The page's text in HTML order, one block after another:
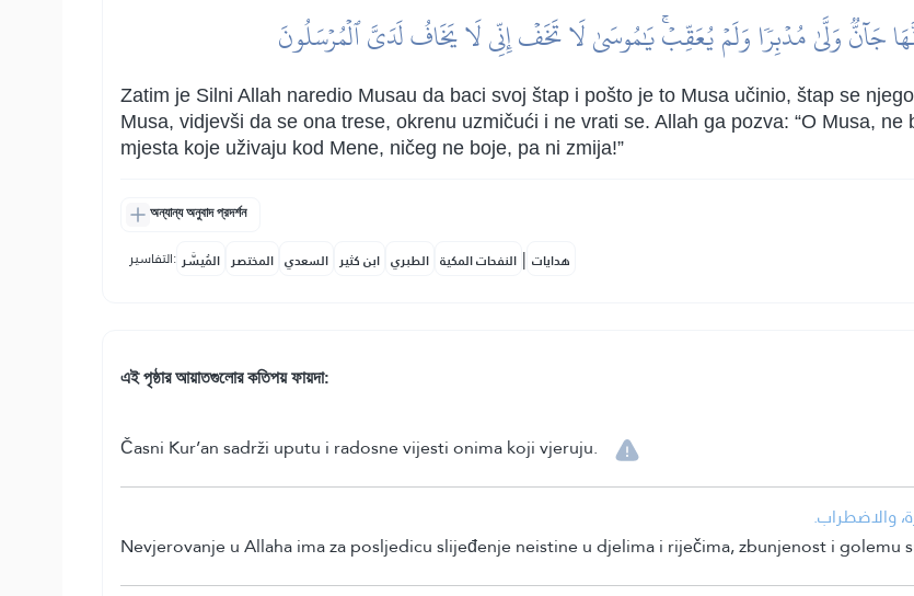
جَآنّٞ وَلَّىٰ مُدۡبِرٗا وَلَمۡ يُعَقِّبۡۚ يَٰمُوسَىٰ لَا تَخَفۡ إِنِّي لَا يَخَافُ لَدَيَّ ٱلۡمُرۡسَلُونَ
Zatim je Silni Allah naredio Musau da baci svoj štap i pošto je to Musa učinio, štap se
Musa, vidjevši da se ona trese, okrenu uzmičući i ne vrati se. Allah ga pozva: “O Musa,
mjesta koje uživaju kod Mene, ničeg ne boje, pa ni zmija!”
অন্যান্য অনুবাদ প্রদর্শন
التفاسير: المُيسَّر المختصر السعدي ابن كثير الطبري النفحات المكية | هدايات
এই পৃষ্ঠার আয়াতগুলোর কতিপয় ফায়দা:
Časni Kur’an sadrži uputu i radosne vijesti onima koji vjeruju.
والاضطراب.
Nevjerovanje u Allaha ima za posljedicu slijeđenje neistine u djelima i riječima, zbunjenost i golemu